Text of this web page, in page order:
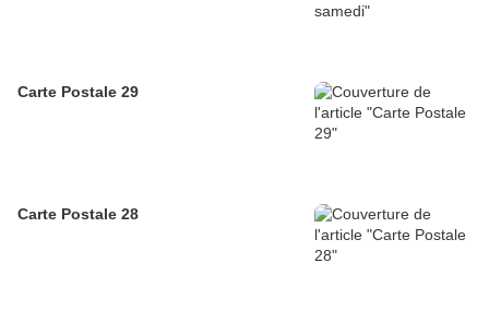
Carte Postale 29
Carte Postale 28